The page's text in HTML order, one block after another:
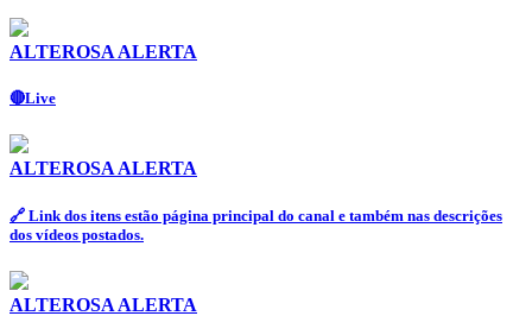
ALTEROSA ALERTA
🔴Live
ALTEROSA ALERTA
🔗 Link dos itens estão página principal do canal e também nas descrições
dos vídeos postados.
ALTEROSA ALERTA